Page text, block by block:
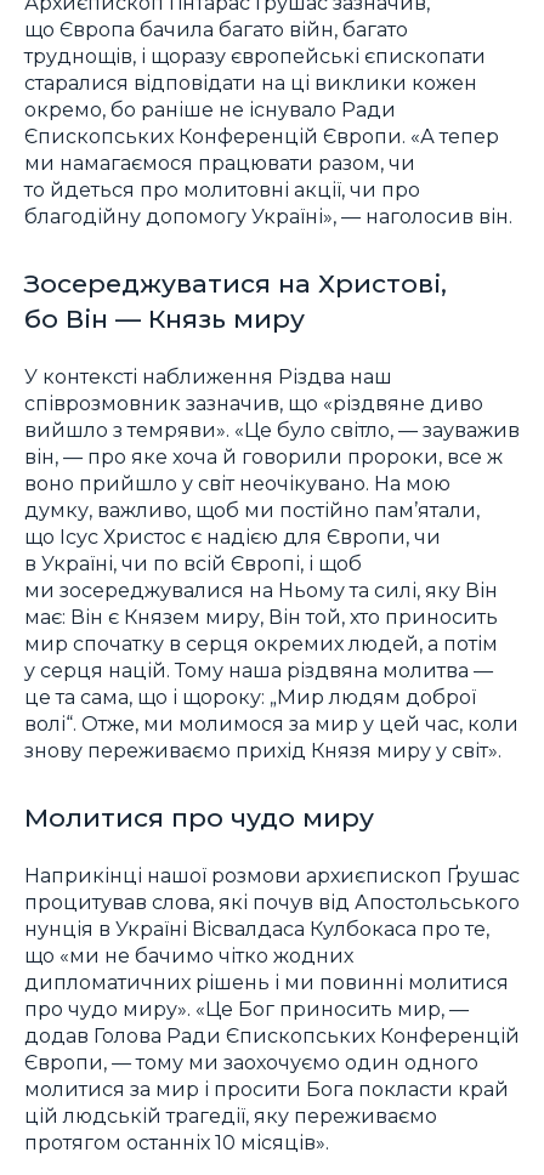
що Європа бачила багато війн, багато
труднощів, і щоразу європейські єпископати
старалися відповідати на ці виклики кожен
окремо, бо раніше не існувало Ради
Єпископських Конференцій Європи. «А тепер
ми намагаємося працювати разом, чи
то йдеться про молитовні акції, чи про
благодійну допомогу Україні», — наголосив він.
Зосереджуватися на Христові,
бо Він — Князь миру
У контексті наближення Різдва наш
співрозмовник зазначив, що «різдвяне диво
вийшло з темряви». «Це було світло, — зауважив
він, — про яке хоча й говорили пророки, все ж
воно прийшло у світ неочікувано. На мою
думку, важливо, щоб ми постійно пам’ятали,
що Ісус Христос є надією для Європи, чи
в Україні, чи по всій Європі, і щоб
ми зосереджувалися на Ньому та силі, яку Він
має: Він є Князем миру, Він той, хто приносить
мир спочатку в серця окремих людей, а потім
у серця націй. Тому наша різдвяна молитва —
це та сама, що і щороку: „Мир людям доброї
волі“. Отже, ми молимося за мир у цей час, коли
знову переживаємо прихід Князя миру у світ».
Молитися про чудо миру
Наприкінці нашої розмови архиєпископ Ґрушас
процитував слова, які почув від Апостольського
нунція в Україні Вісвалдаса Кулбокаса про те,
що «ми не бачимо чітко жодних
дипломатичних рішень і ми повинні молитися
про чудо миру». «Це Бог приносить мир, —
додав Голова Ради Єпископських Конференцій
Європи, — тому ми заохочуємо один одного
молитися за мир і просити Бога покласти край
цій людській трагедії, яку переживаємо
протягом останніх 10 місяців».